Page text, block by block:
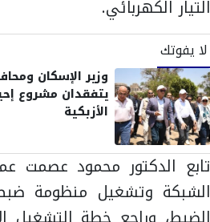
التيار الكهربائي.
لا يفوتك
وزير الإسكان
يتفقدان مشروع
الأزبكية
تابع الدكتور محمود عصمت
الشبكة وتشغيل منظومة